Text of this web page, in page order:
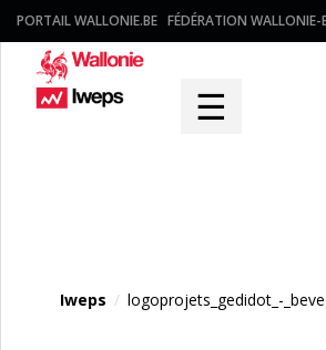
PORTAIL WALLONIE.BE FÉDÉRATION WALLONIE-
☰
Iweps / logoprojets_gedidot_-